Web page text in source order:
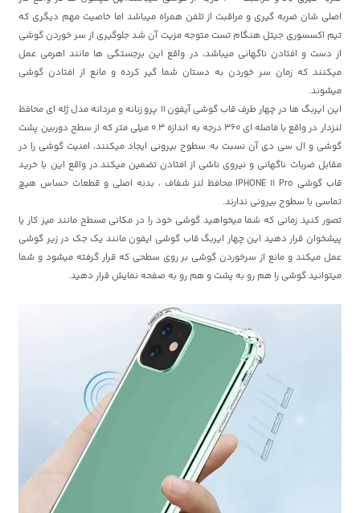
اصلی شان ضربه گیری و مراقبت از تلفن همراه میباشد اما خاصیت مهم دیگری که
تیم اکسسوری جیتل هنگام تست متوجه مزیت آن شد جلوگیری از سر خوردن گوشی
از دست و افتادن ناگهانی میباشد، در واقع این برجستگی ها مانند اهرمی عمل
میکنند که زمان سر خوردن به دستان شما گیر کرده و مانع از افتادن گوشی
میشوند.
این ایربگ ها در چهار طرف قاب گوشی آیفون 11 پرو زنانه و مردانه مدل ژله ای محافظ
لنزدار در واقع با فاصله ای 360 درجه به اندازه 0.3 میلی متر که از سطح دوربین پشت
گوشی و ال سی دی آن نسبت به سطوح بیرونی ایجاد میکنند، امنیت گوشی را در
مقابل ضربات ناگهانی و نیروی ناشی از افتادن تضمین میکند.در واقع این با خرید
قاب گوشی IPHONE 11 Pro محافظ لنز شفاف ، بدنه اصلی و قطعات حساس هیچ
تماسی با سطوح بیرونی ندارند.
تصور کنید زمانی که شما میخواهید گوشی خود را در مکانی مسطح مانند میز کار یا
پیشخوان قرار دهید این چهار ایربگ قاب گوشی ایفون مانند یک جک در زیر گوشی
عمل میکند و مانع از سرخوردن گوشی بر روی سطحی که قرار گرفته میشود و شما
میتوانید گوشی را هم رو به پشت و هم رو به صفحه نمایش قرار دهید.